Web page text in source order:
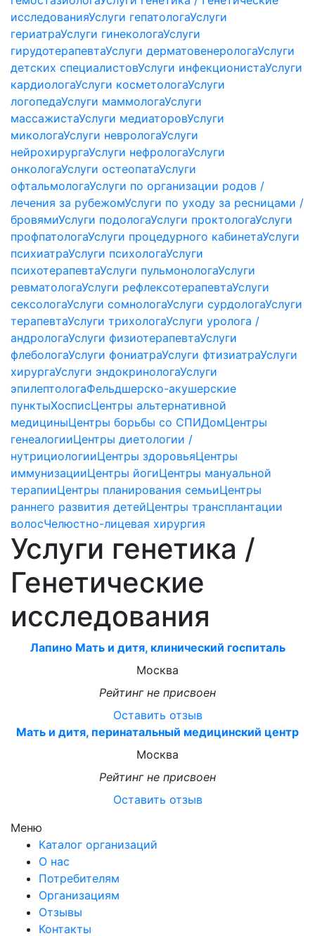
исследованияУслуги гепатологаУслуги
гериатраУслуги гинекологаУслуги
гирудотерапевтаУслуги дерматовенерологаУслуги
детских специалистовУслуги инфекционистаУслуги
кардиологаУслуги косметологаУслуги
логопедаУслуги маммологаУслуги
массажистаУслуги медиаторовУслуги
микологаУслуги неврологаУслуги
нейрохирургаУслуги нефрологаУслуги
онкологаУслуги остеопатаУслуги
офтальмологаУслуги по организации родов /
лечения за рубежомУслуги по уходу за ресницами /
бровямиУслуги подологаУслуги проктологаУслуги
профпатологаУслуги процедурного кабинетаУслуги
психиатраУслуги психологаУслуги
психотерапевтаУслуги пульмонологаУслуги
ревматологаУслуги рефлексотерапевтаУслуги
сексологаУслуги сомнологаУслуги сурдологаУслуги
терапевтаУслуги трихологаУслуги уролога /
андрологаУслуги физиотерапевтаУслуги
флебологаУслуги фониатраУслуги фтизиатраУслуги
хирургаУслуги эндокринологаУслуги
эпилептологаФельдшерско-акушерские
пунктыХосписЦентры альтернативной
медициныЦентры борьбы со СПИДомЦентры
генеалогииЦентры диетологии /
нутрициологииЦентры здоровьяЦентры
иммунизацииЦентры йогиЦентры мануальной
терапииЦентры планирования семьиЦентры
раннего развития детейЦентры трансплантации
волосЧелюстно-лицевая хирургия
Услуги генетика /
Генетические
исследования
Лапино Мать и дитя, клинический госпиталь
Москва
Рейтинг не присвоен
Оставить отзыв
Мать и дитя, перинатальный медицинский центр
Москва
Рейтинг не присвоен
Оставить отзыв
Меню
Каталог организаций
О нас
Потребителям
Организациям
Отзывы
Контакты